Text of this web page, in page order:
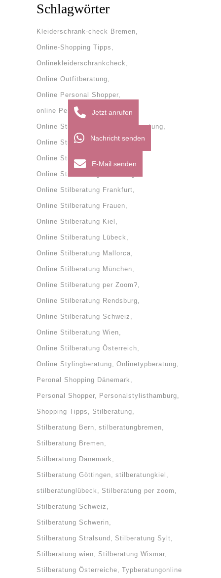
Schlagwörter
Kleiderschrank-check Bremen
Online-Shopping Tipps
Onlinekleiderschrankcheck
Online Outfitberatung
Online Personal Shopper
online Personal Shopping
Online Stilberatung onlinestilberatung
Online Stilberatung Bremen
Online Stilberatung Dänemark
Online Stilberatung Flensburg
Online Stilberatung Frankfurt
Online Stilberatung Frauen
Online Stilberatung Kiel
Online Stilberatung Lübeck
Online Stilberatung Mallorca
Online Stilberatung München
Online Stilberatung per Zoom?
Online Stilberatung Rendsburg
Online Stilberatung Schweiz
Online Stilberatung Wien
Online Stilberatung Österreich
Online Stylingberatung Onlinetypberatung
Peronal Shopping Dänemark
Personal Shopper Personalstylisthamburg
Shopping Tipps Stilberatung
Stilberatung Bern stilberatungbremen
Stilberatung Bremen
Stilberatung Dänemark
Stilberatung Göttingen stilberatungkiel
stilberatunglübeck Stilberatung per zoom
Stilberatung Schweiz
Stilberatung Schwerin
Stilberatung Stralsund Stilberatung Sylt
Stilberatung wien Stilberatung Wismar
Stilberatung Österreiche Typberatungonline
Jetzt anrufen
Nachricht senden
E-Mail senden